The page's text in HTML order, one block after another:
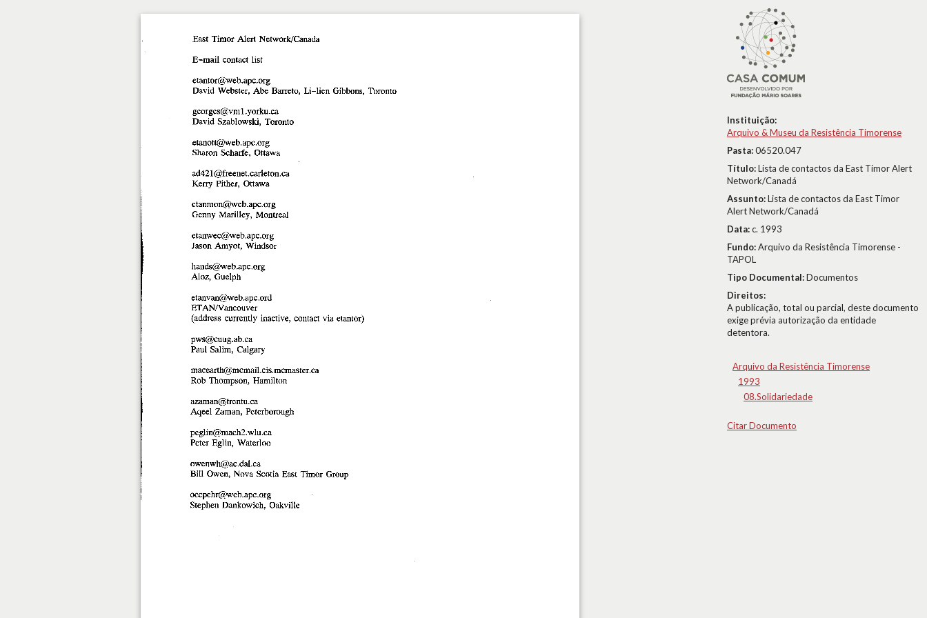
Instituição:
Arquivo & Museu da Resistência Timorense
Pasta:06520.047
Título:Lista de contactos da East Timor Alert
Network/Canadá
Assunto:Lista de contactos da East Timor
Alert Network/Canadá
Data:c. 1993
Fundo:Arquivo da Resistência Timorense -
TAPOL
Tipo Documental:Documentos
Direitos:
A publicação, total ou parcial, deste documento
exige prévia autorização da entidade
detentora.
Arquivo da Resistência Timorense
1993
08.Solidariedade
Citar Documento